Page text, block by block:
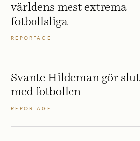
världens mest extrema
fotbollsliga
REPORTAGE
Svante Hildeman gör slut
med fotbollen
REPORTAGE